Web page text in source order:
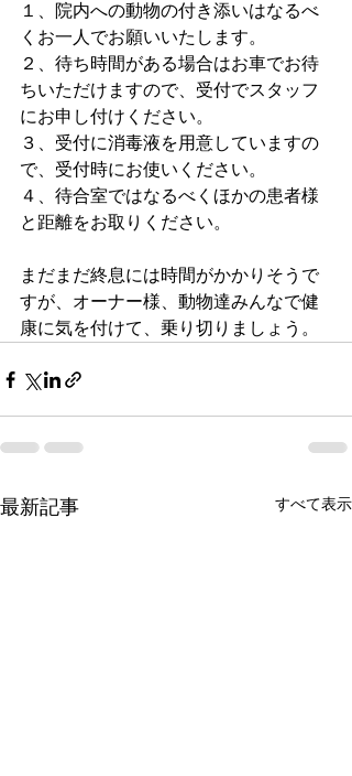
１、院内への動物の付き添いはなるべ
くお一人でお願いいたします。
２、待ち時間がある場合はお車でお待
ちいただけますので、受付でスタッフ
にお申し付けください。
３、受付に消毒液を用意していますの
で、受付時にお使いください。
４、待合室ではなるべくほかの患者様
と距離をお取りください。
まだまだ終息には時間がかかりそうで
すが、オーナー様、動物達みんなで健
康に気を付けて、乗り切りましょう。
最新記事 すべて表示